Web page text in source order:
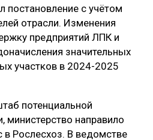
постановление с учётом
отрасли. Изменения
предприятий ЛПК и
значительных
участков в 2024-2025
потенциальной
министерство направило
Рослесхоз. В ведомстве